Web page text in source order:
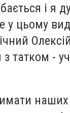
і я
у цьому
татком -
наших